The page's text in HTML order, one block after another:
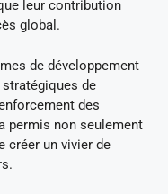
leur contribution
global.
de développement
de
des
permis non seulement
créer un vivier de